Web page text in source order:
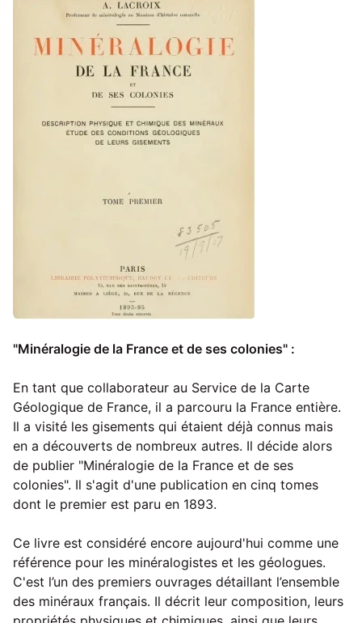
"Minéralogie de la France et de ses colonies" :
En tant que collaborateur au Service de la Carte
Géologique de France, il a parcouru la France entière.
Il a visité les gisements qui étaient déjà connus mais
en a découverts de nombreux autres. Il décide alors
de publier "Minéralogie de la France et de ses
colonies". Il s'agit d'une publication en cinq tomes
dont le premier est paru en 1893.
Ce livre est considéré encore aujourd'hui comme une
référence pour les minéralogistes et les géologues.
C'est l’un des premiers ouvrages détaillant l’ensemble
des minéraux français. Il décrit leur composition, leurs